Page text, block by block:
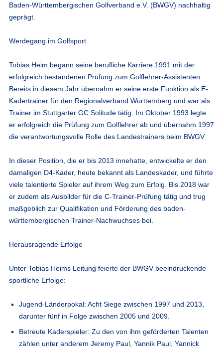
Baden-Württembergischen Golfverband e.V. (BWGV) nachhaltig
geprägt.
Werdegang im Golfsport
Tobias Heim begann seine berufliche Karriere 1991 mit der
erfolgreich bestandenen Prüfung zum Golflehrer-Assistenten.
Bereits in diesem Jahr übernahm er seine erste Funktion als E-
Kadertrainer für den Regionalverband Württemberg und war als
Trainer im Stuttgarter GC Solitude tätig. Im Oktober 1993 legte
er erfolgreich die Prüfung zum Golflehrer ab und übernahm 1997
die verantwortungsvolle Rolle des Landestrainers beim BWGV.
In dieser Position, die er bis 2013 innehatte, entwickelte er den
damaligen D4-Kader, heute bekannt als Landeskader, und führte
viele talentierte Spieler auf ihrem Weg zum Erfolg. Bis 2018 war
er zudem als Ausbilder für die C-Trainer-Prüfung tätig und trug
maßgeblich zur Qualifikation und Förderung des baden-
württembergischen Trainer-Nachwuchses bei.
Herausragende Erfolge
Unter Tobias Heims Leitung feierte der BWGV beeindruckende
sportliche Erfolge:
Jugend-Länderpokal: Acht Siege zwischen 1997 und 2013,
darunter fünf in Folge zwischen 2005 und 2009.
Betreute Kaderspieler: Zu den von ihm geförderten Talenten
zählen unter anderem Jeremy Paul, Yannik Paul, Yannick